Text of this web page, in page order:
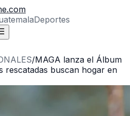
Deportes
/MAGA lanza el Álbum
rescatadas buscan hogar en